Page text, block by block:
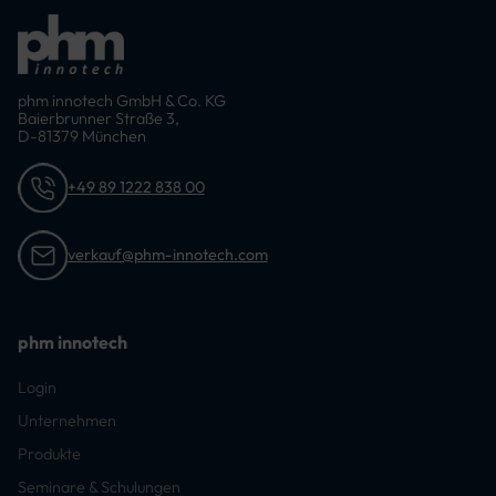
phm innotech GmbH & Co. KG
Baierbrunner Straße 3,
D-81379 München
+49 89 1222 838 00
verkauf@phm-innotech.com
phm innotech
Login
Unternehmen
Produkte
Seminare & Schulungen